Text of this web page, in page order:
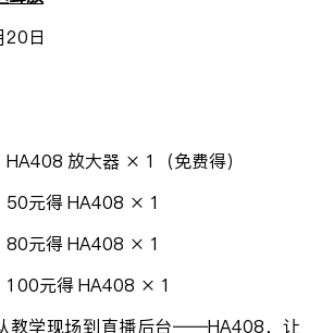
日
放大器 × 1（免费得）
50元得 HA408 × 1
80元得 HA408 × 1
100元得 HA408 × 1
教学现场到直播后台——HA408，让